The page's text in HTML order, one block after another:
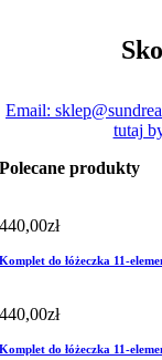
Email:
tutaj
Polecane produkty
440,00zł
Komplet do łóżeczka 11-
440,00zł
Komplet do łóżeczka 11-